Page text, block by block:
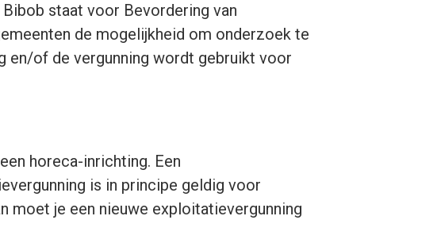
Bibob staat voor Bevordering van
de mogelijkheid om onderzoek te
en/of de vergunning wordt gebruikt voor
horeca-inrichting. Een
is in principe geldig voor
moet je een nieuwe exploitatievergunning